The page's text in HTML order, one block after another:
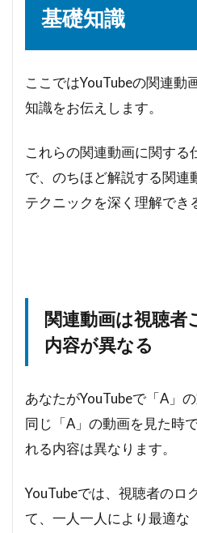
基礎知識
ここではYouTubeの関連動
知識をお伝えします。
これらの関連動画に関する
で、のちほど解説する関連
テクニックを深く理解でき
関連動画は視聴者
内容が異なる
あなたがYouTubeで「A」
同じ「A」の動画を見た時
れる内容は異なります。
YouTubeでは、視聴者のロ
て、一人一人により最適な